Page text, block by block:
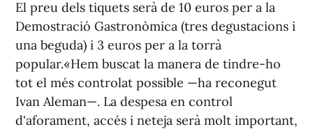
El preu dels tiquets serà de 10 euros per a la
Demostració Gastronòmica (tres degustacions i
una beguda) i 3 euros per a la torrà
popular.«Hem buscat la manera de tindre-ho
tot el més controlat possible —ha reconegut
Ivan Aleman—. La despesa en control
d'aforament, accés i neteja serà molt important,